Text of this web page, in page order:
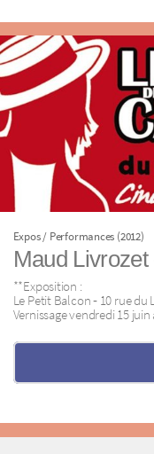
Expos / Performances (2012)
Maud
**Exposition :
Le Petit Balcon ‐ 10 rue du
Vernissage vendredi 15 juin